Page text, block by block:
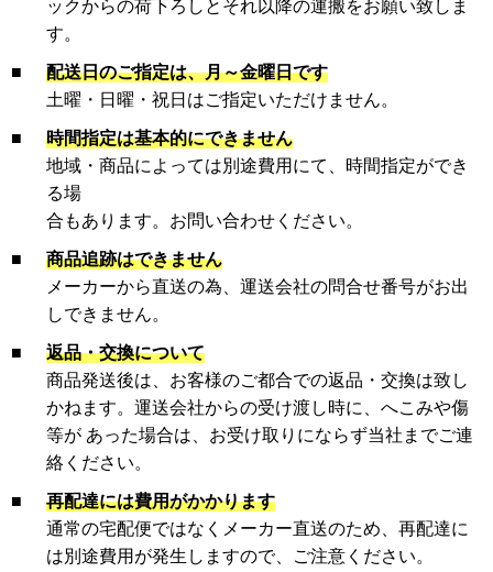
ックからの荷下ろしとそれ以降の運搬をお願い致しま
す。
■
配送日のご指定は、月～金曜日です
土曜・日曜・祝日はご指定いただけません。
■
時間指定は基本的にできません
地域・商品によっては別途費用にて、時間指定ができ
る場
合もあります。お問い合わせください。
■
商品追跡はできません
メーカーから直送の為、運送会社の問合せ番号がお出
しできません。
■
返品・交換について
商品発送後は、お客様のご都合での返品・交換は致し
かねます。運送会社からの受け渡し時に、へこみや傷
等が あった場合は、お受け取りにならず当社までご連
絡ください。
■
再配達には費用がかかります
通常の宅配便ではなくメーカー直送のため、再配達に
は別途費用が発生しますので、ご注意ください。